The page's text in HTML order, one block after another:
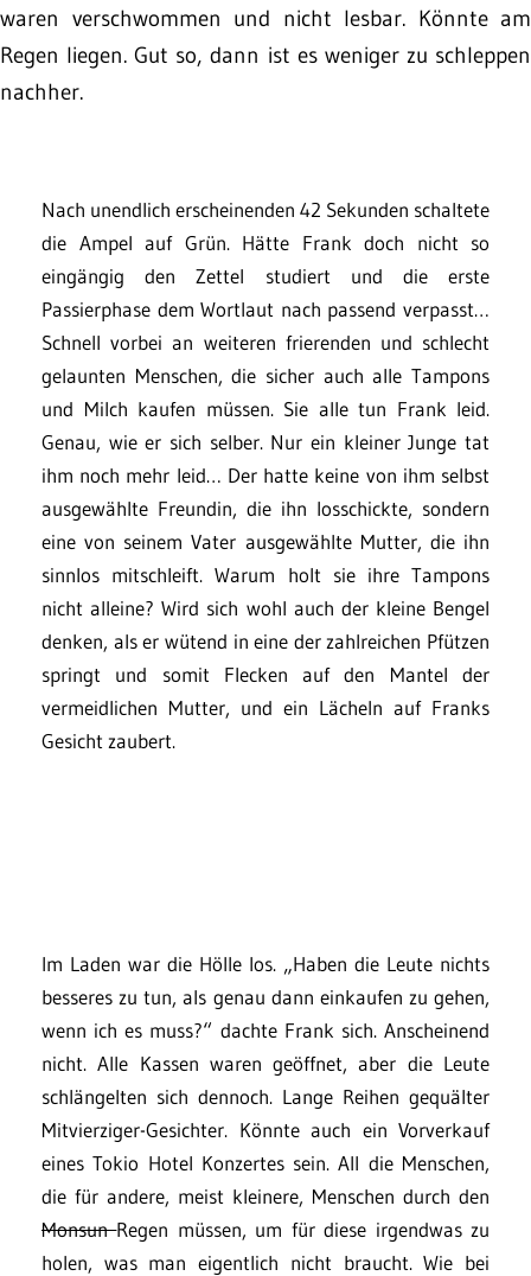
waren verschwommen und nicht lesbar. Könnte am
Regen liegen. Gut so, dann ist es weniger zu schleppen
nachher.
Nach unendlich erscheinenden 42 Sekunden schaltete
die Ampel auf Grün. Hätte Frank doch nicht so
eingängig den Zettel studiert und die erste
Passierphase dem Wortlaut nach passend verpasst…
Schnell vorbei an weiteren frierenden und schlecht
gelaunten Menschen, die sicher auch alle Tampons
und Milch kaufen müssen. Sie alle tun Frank leid.
Genau, wie er sich selber. Nur ein kleiner Junge tat
ihm noch mehr leid… Der hatte keine von ihm selbst
ausgewählte Freundin, die ihn losschickte, sondern
eine von seinem Vater ausgewählte Mutter, die ihn
sinnlos mitschleift. Warum holt sie ihre Tampons
nicht alleine? Wird sich wohl auch der kleine Bengel
denken, als er wütend in eine der zahlreichen Pfützen
springt und somit Flecken auf den Mantel der
vermeidlichen Mutter, und ein Lächeln auf Franks
Gesicht zaubert.
Im Laden war die Hölle los. „Haben die Leute nichts
besseres zu tun, als genau dann einkaufen zu gehen,
wenn ich es muss?“ dachte Frank sich. Anscheinend
nicht. Alle Kassen waren geöffnet, aber die Leute
schlängelten sich dennoch. Lange Reihen gequälter
Mitvierziger-Gesichter. Könnte auch ein Vorverkauf
eines Tokio Hotel Konzertes sein. All die Menschen,
die für andere, meist kleinere, Menschen durch den
MonsunRegen müssen, um für diese irgendwas zu
holen, was man eigentlich nicht braucht. Wie bei